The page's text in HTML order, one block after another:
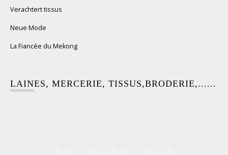
Verachtert tissus
Neue Mode
La Fiancée du Mekong
LAINES, MERCERIE, TISSUS,BRODERIE,......